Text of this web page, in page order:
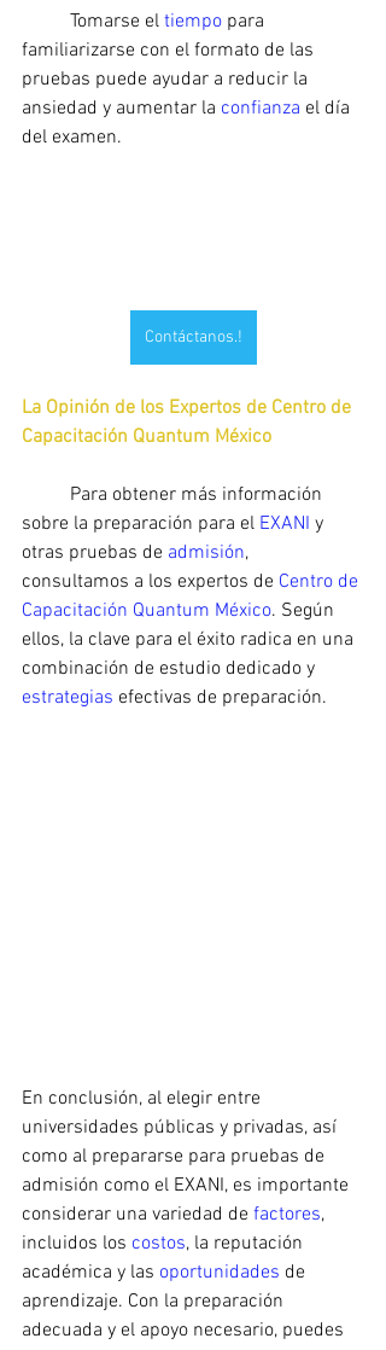
	Tomarse el
tiempo para
familiarizarse con el formato de las
pruebas puede ayudar a reducir la
ansiedad y aumentar la confianza el día
del examen.
Contáctanos.!
La Opinión de los Expertos de Centro de
Capacitación Quantum México
sobre la preparación para el EXANI y
otras pruebas de admisión,
consultamos a los expertos de Centro de
Capacitación Quantum México. Según
ellos, la clave para el éxito radica en una
combinación de estudio dedicado y
estrategias efectivas de preparación.
En conclusión, al elegir entre
universidades públicas y privadas, así
como al prepararse para pruebas de
admisión como el EXANI, es importante
considerar una variedad de factores,
incluidos los costos, la reputación
académica y las oportunidades de
aprendizaje. Con la preparación
adecuada y el apoyo necesario, puedes